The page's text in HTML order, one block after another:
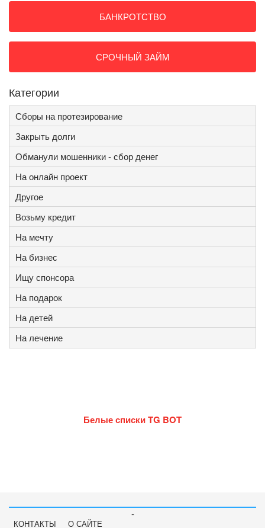
БАНКРОТСТВО
СРОЧНЫЙ ЗАЙМ
Категории
Сборы на протезирование
Закрыть долги
Обманули мошенники - сбор денег
На онлайн проект
Другое
Возьму кредит
На мечту
На бизнес
Ищу спонсора
На подарок
На детей
На лечение
Белые списки TG BOT
-
КОНТАКТЫ О САЙТЕ